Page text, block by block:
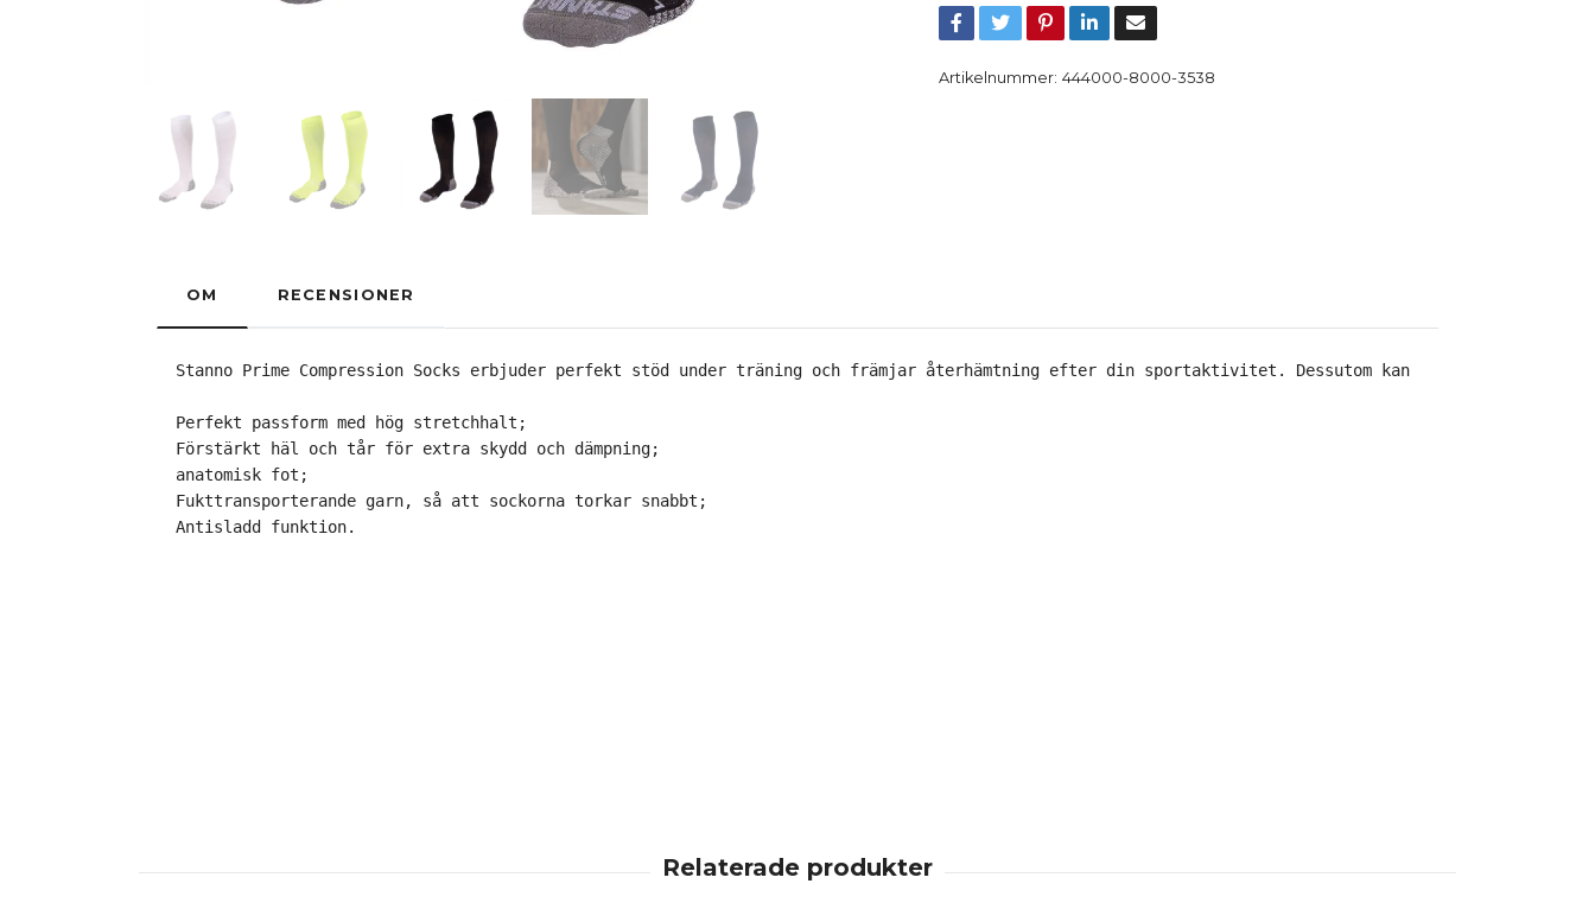
Artikelnummer: 444000-8000-3538
OM RECENSIONER
Stanno Prime Compression Socks erbjuder perfekt stöd under träning och främjar återhämtning efter din sportaktivitet. Dessutom kan dessa
Perfekt passform med hög stretchhalt;
Förstärkt häl och tår för extra skydd och dämpning;
anatomisk fot;
Fukttransporterande garn, så att sockorna torkar snabbt;
Antisladd funktion.